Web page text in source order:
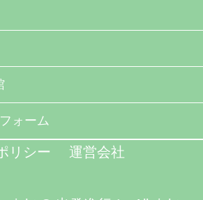
ォーム
リシー 運営会社